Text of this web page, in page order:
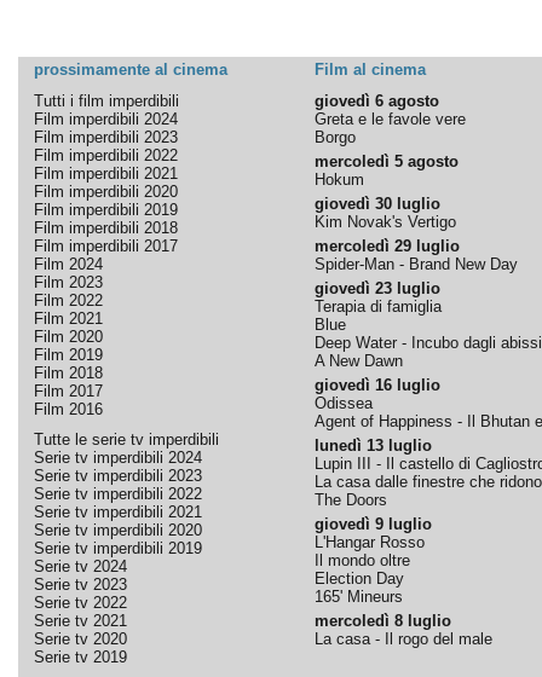
prossimamente al cinema
Film al cinema
Tutti i film imperdibili
Film imperdibili 2024
Film imperdibili 2023
Film imperdibili 2022
Film imperdibili 2021
Film imperdibili 2020
Film imperdibili 2019
Film imperdibili 2018
Film imperdibili 2017
Film 2024
Film 2023
Film 2022
Film 2021
Film 2020
Film 2019
Film 2018
Film 2017
Film 2016
Tutte le serie tv imperdibili
Serie tv imperdibili 2024
Serie tv imperdibili 2023
Serie tv imperdibili 2022
Serie tv imperdibili 2021
Serie tv imperdibili 2020
Serie tv imperdibili 2019
Serie tv 2024
Serie tv 2023
Serie tv 2022
Serie tv 2021
Serie tv 2020
Serie tv 2019
giovedì 6 agosto
Greta e le favole vere
Borgo
mercoledì 5 agosto
Hokum
giovedì 30 luglio
Kim Novak's Vertigo
mercoledì 29 luglio
Spider-Man - Brand New Day
giovedì 23 luglio
Terapia di famiglia
Blue
Deep Water - Incubo dagli abissi
A New Dawn
giovedì 16 luglio
Odissea
Agent of Happiness - Il Bhutan
lunedì 13 luglio
Lupin III - Il castello di
La casa dalle finestre che ridono
The Doors
giovedì 9 luglio
L'Hangar Rosso
Il mondo oltre
Election Day
165' Mineurs
mercoledì 8 luglio
La casa - Il rogo del male